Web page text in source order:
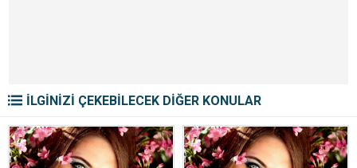
İLGİNİZİ ÇEKEBİLECEK DİĞER KONULAR